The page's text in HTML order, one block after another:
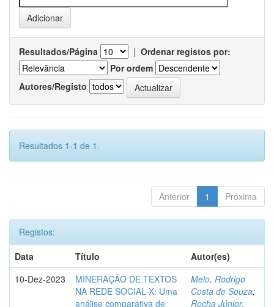
Resultados/Página | Ordenar registos por:
Por ordem
Autores/Registo
Resultados 1-1 de 1.
Anterior 1 Próxima
Registos:
Data
Título
Autor(es)
10-Dez-2023
MINERAÇÃO DE TEXTOS
NA REDE SOCIAL X: Uma
análise comparativa de
Melo, Rodrigo
Costa de Souza;
Rocha Júnior,